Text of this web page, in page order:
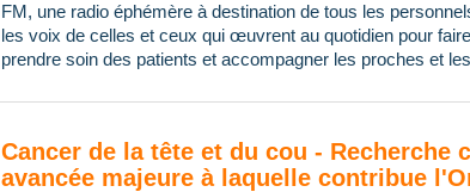
FM, une radio éphémère à destination de tous les
les voix de celles et ceux qui œuvrent au quotidien pour
prendre soin des patients et accompagner les proches et
Cancer de la tête et du cou - Recherche
avancée majeure à laquelle contribue